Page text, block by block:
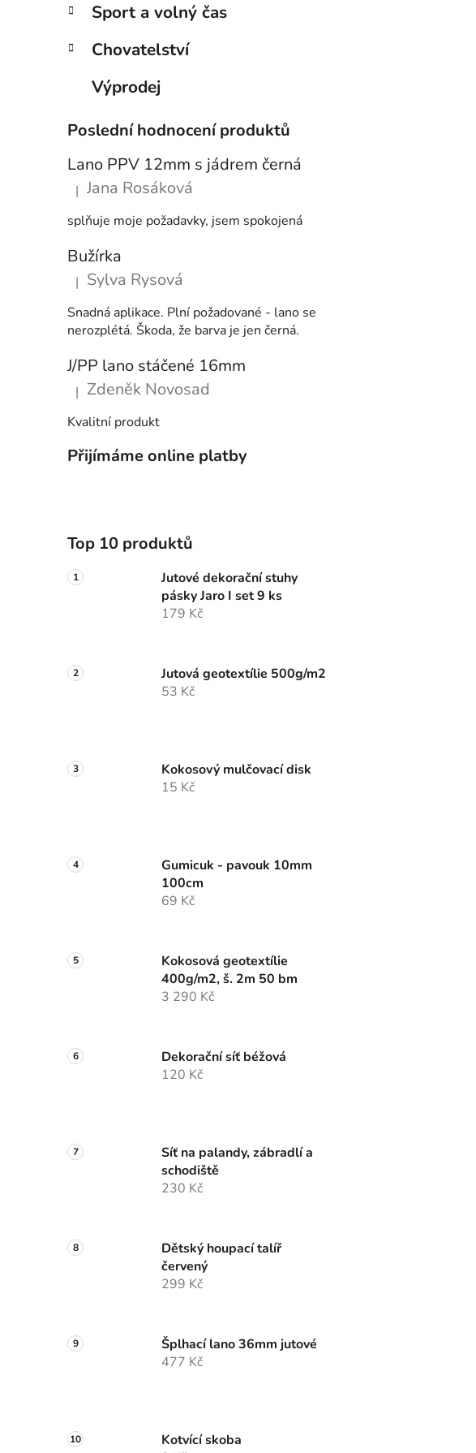
Sport a volný čas
Chovatelství
Výprodej
Poslední hodnocení produktů
Lano PPV 12mm s jádrem černá
Hodnocení produktu je 5 z 5 hvězdiček.
| Jana Rosáková
splňuje moje požadavky, jsem spokojená
Bužírka
Hodnocení produktu je 5 z 5 hvězdiček.
| Sylva Rysová
Snadná aplikace. Plní požadované - lano se
nerozplétá. Škoda, že barva je jen černá.
J/PP lano stáčené 16mm
Hodnocení produktu je 5 z 5 hvězdiček.
| Zdeněk Novosad
Kvalitní produkt
Přijímáme online platby
Top 10 produktů
Jutové dekorační stuhy
pásky Jaro I set 9 ks
179 Kč
Jutová geotextílie 500g/m2
53 Kč
Kokosový mulčovací disk
15 Kč
Gumicuk - pavouk 10mm
100cm
69 Kč
Kokosová geotextílie
400g/m2, š. 2m 50 bm
3 290 Kč
Dekorační síť béžová
120 Kč
Síť na palandy, zábradlí a
schodiště
230 Kč
Dětský houpací talíř
červený
299 Kč
Šplhací lano 36mm jutové
477 Kč
Kotvící skoba